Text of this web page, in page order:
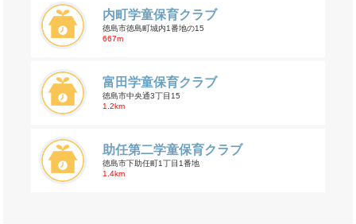
内町学童保育クラブ
徳島市徳島町城内1番地の15
667m
富田学童保育クラブ
徳島市中央通3丁目15
1.2km
助任第二学童保育クラブ
徳島市下助任町1丁目1番地
1.4km